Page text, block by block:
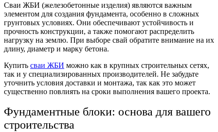
Сваи ЖБИ (железобетонные изделия) являются важным
элементом для создания фундамента, особенно в сложных
грунтовых условиях. Они обеспечивают устойчивость и
прочность конструкции, а также помогают распределить
нагрузку на землю. При выборе свай обратите внимание на их
длину, диаметр и марку бетона.
Купить сваи ЖБИ можно как в крупных строительных сетях,
так и у специализированных производителей. Не забудьте
уточнить условия доставки и монтажа, так как это может
существенно повлиять на сроки выполнения вашего проекта.
Фундаментные блоки: основа для вашего
строительства